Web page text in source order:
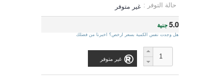
حالة التوفر : غير متوفر
5.0جنية
هل وجدت نفس الكمية بسعر ارخص؟ اخبرنا من فضلك
غير متوفر